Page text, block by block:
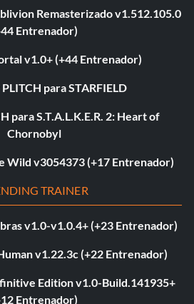
Remasterizado v1.512.105.0
Entrenador)
v1.0+ (+44 Entrenador)
para STARFIELD
para S.T.A.L.K.E.R. 2: Heart of
Chornobyl
Wild v3054373 (+17 Entrenador)
TRAINER
v1.0-v1.0.4+ (+23 Entrenador)
v1.22.3c (+22 Entrenador)
Edition v1.0-Build.141935+
Entrenador)